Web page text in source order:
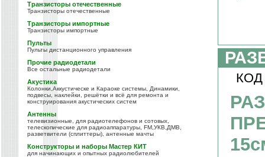
Транзисторы отечественные
Транзисторы отечественные
Транзисторы импортные
Транзисторы импортные
Пульты
Пульты дистанционного управления
Прочие радиодетали
Все остальные радиодетали
Акустика
Колонки,Аккустическе и Караоке системы, Динамики,
подвесы, наклейки, решётки и всё для ремонта и
конструирования акустических систем
Антенны
телевизионные, для радиотелефонов и сотовых,
телескопические для радиоаппаратуры, FM,УКВ,ДМВ,
разветвители (сплиттеры), антенные мачты
Конструкторы и наборы Мастер КИТ
для начинающих и опытных радиолюбителей
КОД